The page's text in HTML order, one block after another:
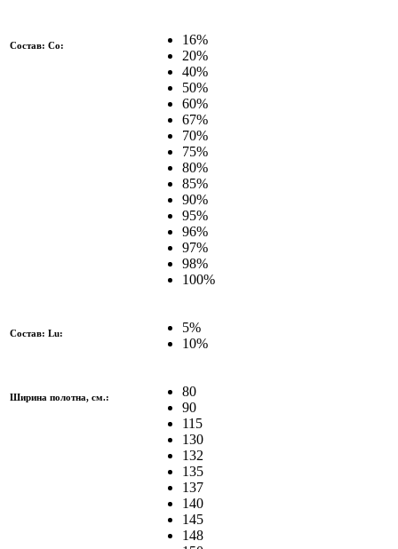
Состав: Co:
16%
20%
40%
50%
60%
67%
70%
75%
80%
85%
90%
95%
96%
97%
98%
100%
Состав: Lu:
5%
10%
Ширина полотна, см.:
80
90
115
130
132
135
137
140
145
148